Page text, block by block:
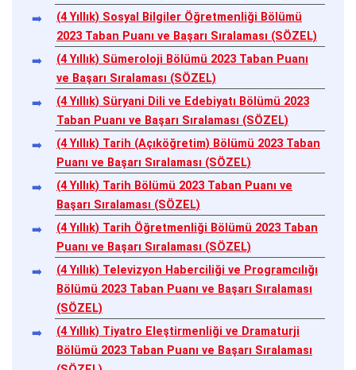
(4 Yıllık) Sosyal Bilgiler Öğretmenliği Bölümü
2023 Taban Puanı ve Başarı Sıralaması (SÖZEL)
(4 Yıllık) Sümeroloji Bölümü 2023 Taban Puanı
ve Başarı Sıralaması (SÖZEL)
(4 Yıllık) Süryani Dili ve Edebiyatı Bölümü 2023
Taban Puanı ve Başarı Sıralaması (SÖZEL)
(4 Yıllık) Tarih (Açıköğretim) Bölümü 2023 Taban
Puanı ve Başarı Sıralaması (SÖZEL)
(4 Yıllık) Tarih Bölümü 2023 Taban Puanı ve
Başarı Sıralaması (SÖZEL)
(4 Yıllık) Tarih Öğretmenliği Bölümü 2023 Taban
Puanı ve Başarı Sıralaması (SÖZEL)
(4 Yıllık) Televizyon Haberciliği ve Programcılığı
Bölümü 2023 Taban Puanı ve Başarı Sıralaması
(SÖZEL)
(4 Yıllık) Tiyatro Eleştirmenliği ve Dramaturji
Bölümü 2023 Taban Puanı ve Başarı Sıralaması